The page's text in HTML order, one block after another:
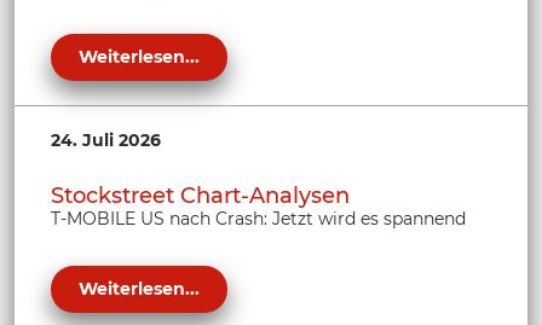
Weiterlesen...
24. Juli 2026
Stockstreet Chart-Analysen
T-MOBILE US nach Crash: Jetzt wird es spannend
Weiterlesen...